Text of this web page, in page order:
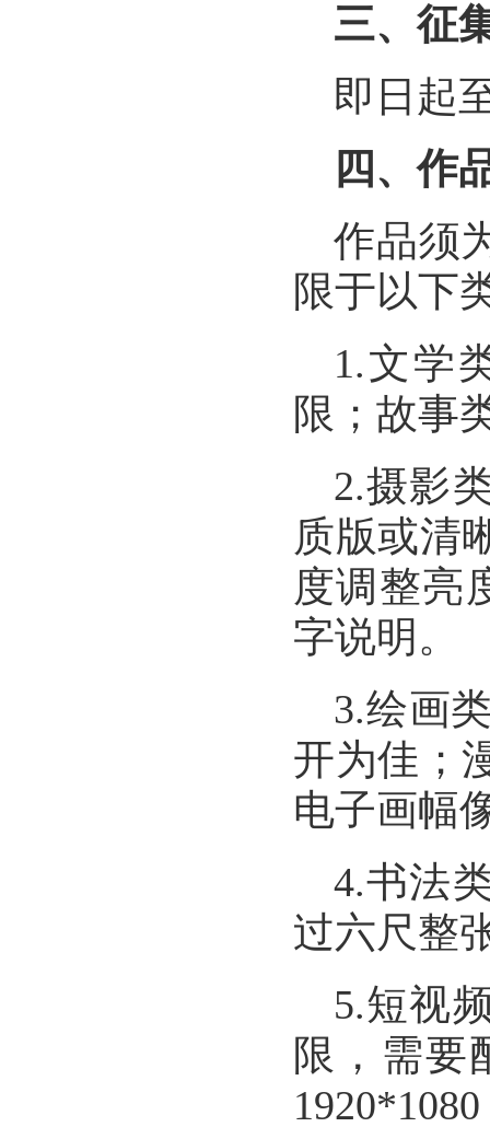
三、征
即日起
四、作
作品须
限于以下
1.文学
限；故事
2.摄影
质版或清
度调整亮
字说明。
3.绘画
开为佳；
电子画幅
4.书法
过六尺整
5.短视
限，需要
1920*1080